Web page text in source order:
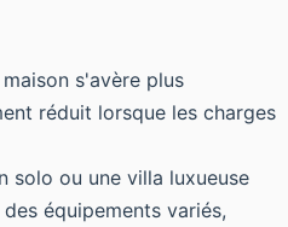
s'avère plus
réduit lorsque les charges
solo ou une villa luxueuse
équipements variés,